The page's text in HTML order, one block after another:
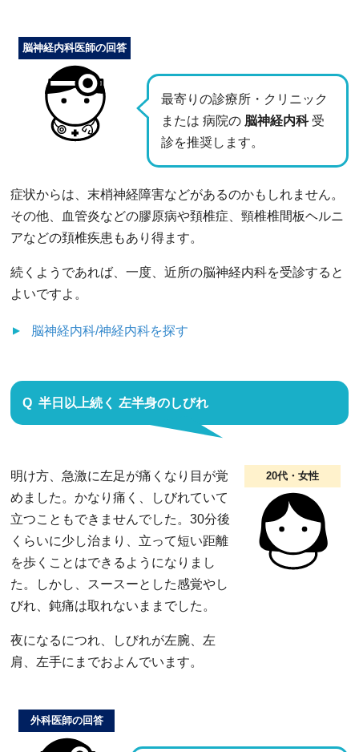
最寄りの診療所・クリニック
または 病院の 脳神経内科 受
診を推奨します。
脳神経内科医師の回答
症状からは、末梢神経障害などがあるのかもしれません。
その他、血管炎などの膠原病や頚椎症、頸椎椎間板ヘルニ
アなどの頚椎疾患もあり得ます。
続くようであれば、一度、近所の脳神経内科を受診すると
よいですよ。
脳神経内科/神経内科を探す
半日以上続く 左半身のしびれ
20代・女性
明け方、急激に左足が痛くなり目が覚
めました。かなり痛く、しびれていて
立つこともできませんでした。30分後
くらいに少し治まり、立って短い距離
を歩くことはできるようになりまし
た。しかし、スースーとした感覚やし
びれ、鈍痛は取れないままでした。
夜になるにつれ、しびれが左腕、左
肩、左手にまでおよんでいます。
外科医師の回答